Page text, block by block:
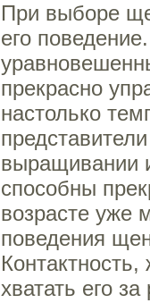
При выборе
его
прекрасно
настолько
выращивании
способны
возрасте уже
поведения
хватать его